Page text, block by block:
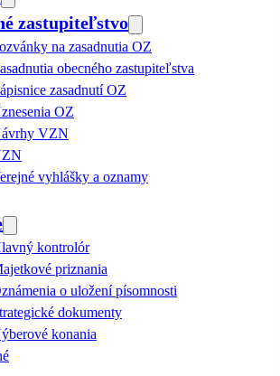
zastupiteľstvo
na zasadnutia OZ
obecného zastupiteľstva
zasadnutí OZ
OZ
VZN
vyhlášky a oznamy
kontrolór
priznania
o uložení písomnosti
dokumenty
konania